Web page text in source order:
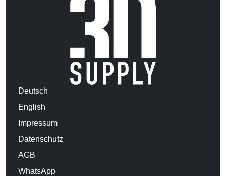
Deutsch
English
Impressum
Datenschutz
AGB
WhatsApp